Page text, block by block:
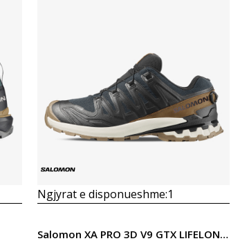
Krahasoni
Ngjyrat e disponueshme:1
Salomon XA PRO 3D V9 GTX LIFELONG M